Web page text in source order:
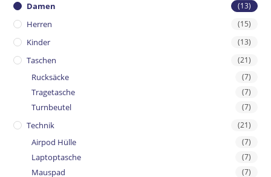
Damen (13)
Herren (15)
Kinder (13)
Taschen (21)
Rucksäcke (7)
Tragetasche (7)
Turnbeutel (7)
Technik (21)
Airpod Hülle (7)
Laptoptasche (7)
Mauspad (7)